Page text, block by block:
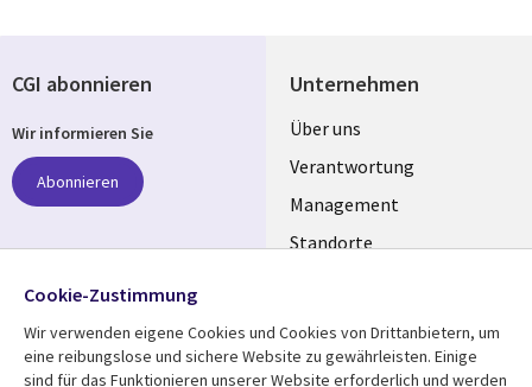
Unternehmen
Useful
links
GERMANY
Über uns
Verantwortung
Management
Standorte
CGI abonnieren
Wir informieren Sie
Abonnieren
Folgen Sie uns
Social
Media
Cookie-Zustimmung
Wir verwenden eigene Cookies und Cookies von Drittanbietern, um
eine reibungslose und sichere Website zu gewährleisten. Einige
sind für das Funktionieren unserer Website erforderlich und werden